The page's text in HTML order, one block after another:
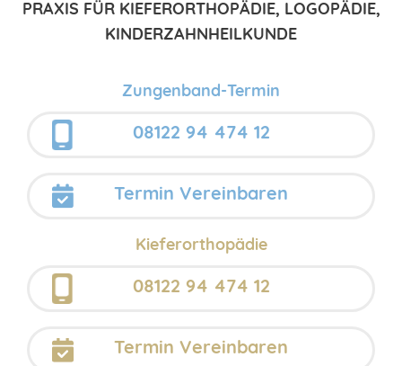
PRAXIS FÜR KIEFERORTHOPÄDIE, LOGOPÄDIE,
KINDERZAHNHEILKUNDE
Zungenband-Termin
08122 94 474 12
Termin Vereinbaren
Kieferorthopädie
08122 94 474 12
Termin Vereinbaren